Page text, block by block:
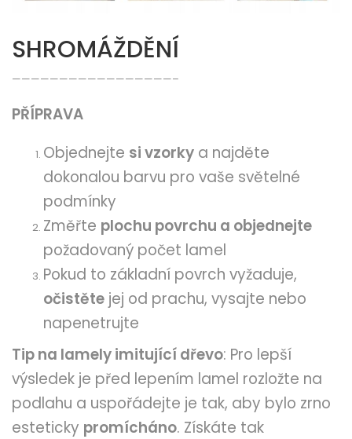
SHROMÁŽDĚNÍ
—————————————————–
PŘÍPRAVA
Objednejte si vzorky a najděte
dokonalou barvu pro vaše světelné
podmínky
Změřte plochu povrchu a objednejte
požadovaný počet lamel
Pokud to základní povrch vyžaduje,
očistěte jej od prachu, vysajte nebo
napenetrujte
Tip na lamely imitující dřevo: Pro lepší
výsledek je před lepením lamel rozložte na
podlahu a uspořádejte je tak, aby bylo zrno
esteticky promícháno. Získáte tak